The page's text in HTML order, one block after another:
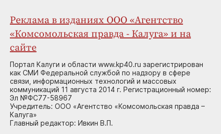
Реклама в изданиях ООО «Агентство
«Комсомольская правда - Калуга» и на
сайте
Портал Калуги и области www.kp40.ru зарегистрирован
как СМИ Федеральной службой по надзору в сфере
связи, информационных технологий и массовых
коммуникаций 11 августа 2014 г. Регистрационный номер:
Эл №ФС77-58967
Учредитель: ООО «Агентство «Комсомольская правда –
Калуга»
Главный редактор: Ивкин В.П.